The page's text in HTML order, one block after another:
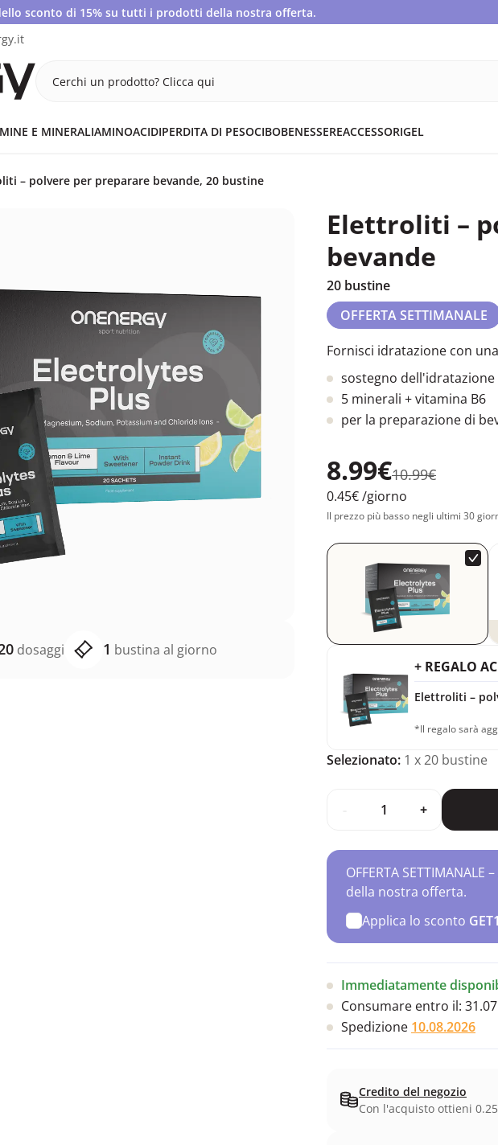
dello sconto di 15% su tutti i prodotti della nostra offerta.
Cerchi un prodotto? Clicca qui
E MINERALIAMINOACIDIPERDITA DI PESOCIBOBENESSEREACCESSORIGEL
– polvere per preparare bevande, 20 bustine
dosaggi 1 bustina al giorno
Elettroliti –
bevande
20 bustine
OFFERTA SETTIMANALE
Fornisci idratazione con
sostegno dell'idratazione
5 minerali + vitamina B6
per la preparazione di
8.99€10.99€
0.45€/giorno
Il prezzo più basso negli ultimi 30
+ REGALO
Elettroliti –
*Il regalo sarà
Selezionato: 1 x 20 bustine
+
OFFERTA
della nostra offerta.
Applica lo sconto
Immediatamente
Consumare entro il:
Spedizione 10.08.2026
Credito del negozio
Con l'acquisto ottieni